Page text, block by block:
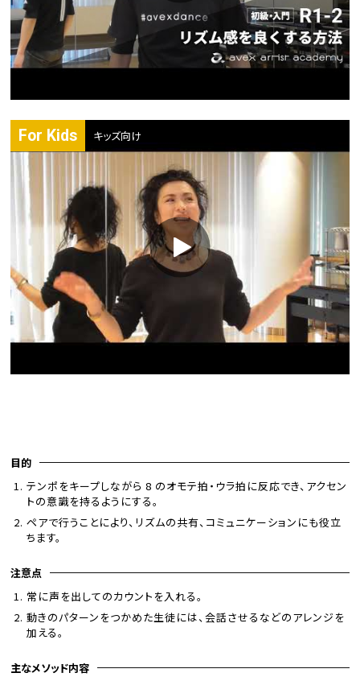
For Kids キッズ向け
目的
テンポをキープしながら 8 のオモテ拍・ウラ拍に反応でき、アクセン
トの意識を持るようにする。
ペアで行うことにより、リズムの共有、コミュニケーションにも役立
ちます。
注意点
常に声を出してのカウントを入れる。
動きのパターンをつかめた生徒には、会話させるなどのアレンジを
加える。
主なメソッド内容